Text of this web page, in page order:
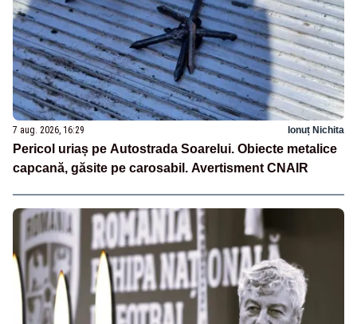
7 aug. 2026, 16:29 Ionuț Nichita
Pericol uriaș pe Autostrada Soarelui. Obiecte metalice
capcană, găsite pe carosabil. Avertisment CNAIR